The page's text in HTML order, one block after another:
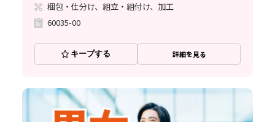
梱包・仕分け、組立・組付け、加工
60035-00
キープする 詳細を見る